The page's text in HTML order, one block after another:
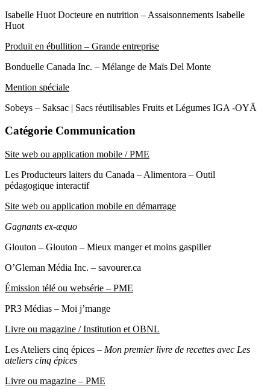
Isabelle Huot Docteure en nutrition – Assaisonnements Isabelle
Huot
Produit en ébullition – Grande entreprise
Bonduelle Canada Inc. – Mélange de Maïs Del Monte
Mention spéciale
Sobeys – Saksac | Sacs réutilisables Fruits et Légumes IGA -OYÄ
Catégorie Communication
Site web ou application mobile / PME
Les Producteurs laiters du Canada – Alimentora – Outil
pédagogique interactif
Site web ou application mobile en démarrage
Gagnants ex-æquo
Glouton – Glouton – Mieux manger et moins gaspiller
O’Gleman Média Inc. – savourer.ca
Émission télé ou websérie – PME
PR3 Médias – Moi j’mange
Livre ou magazine / Institution et OBNL
Les Ateliers cinq épices – Mon premier livre de recettes avec Les
ateliers cinq épices
Livre ou magazine – PME